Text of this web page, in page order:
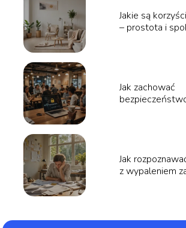
Jakie są
– prostota i
Jak zachować
Jak
z wypaleniem